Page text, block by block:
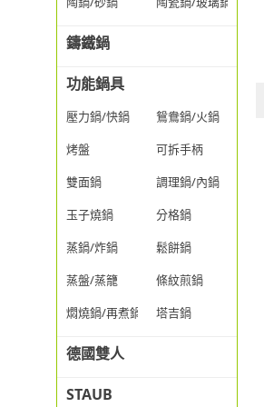
鑄鐵鍋
功能鍋具
壓力鍋/快鍋
鴛鴦鍋/火鍋
烤盤
可拆手柄
雙面鍋
調理鍋/內鍋
玉子燒鍋
分格鍋
蒸鍋/炸鍋
鬆餅鍋
蒸盤/蒸籠
條紋煎鍋
燜燒鍋/再煮鍋
塔吉鍋
德國雙人
STAUB